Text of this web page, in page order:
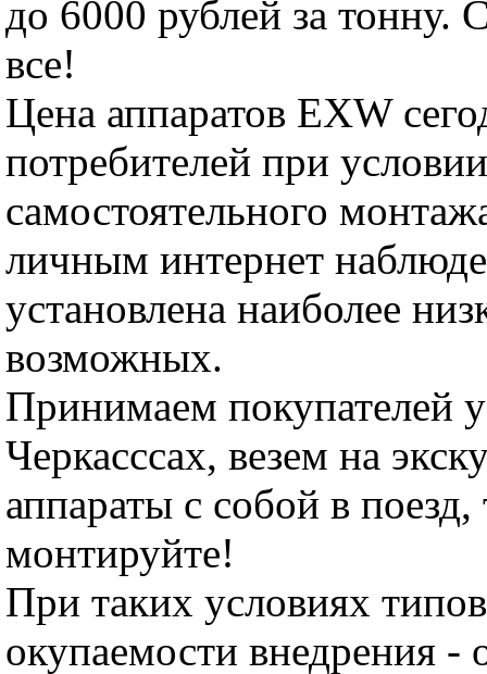
до 6000 рублей за тонну.
все!
Цена аппаратов EXW
потребителей при условии
самостоятельного
личным интернет
установлена наиболее
возможных.
Принимаем покупателей
Черкасссах, везем на
аппараты с собой в поезд,
монтируйте!
При таких условиях
окупаемости внедрения -